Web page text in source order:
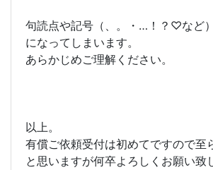
句読点や記号（、。・…！？♡など
になってしまいます。
あらかじめご理解ください。
以上。
有償ご依頼受付は初めてですので至
と思いますが何卒よろしくお願い致